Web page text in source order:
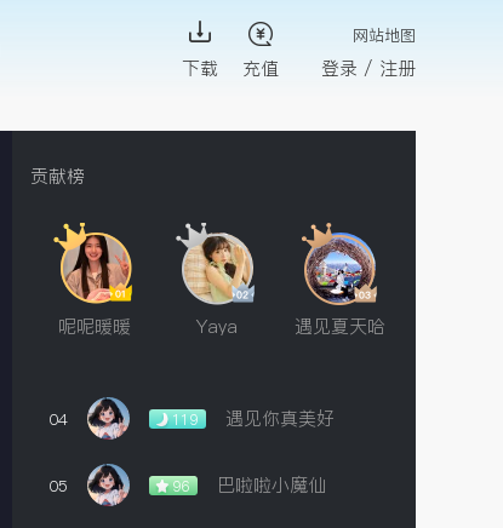
下载 充值
网站地图
登录 / 注册
贡献榜
呢呢暖暖 Yaya 遇见夏天哈
04 119 遇见你真美好
05 96 巴啦啦小魔仙